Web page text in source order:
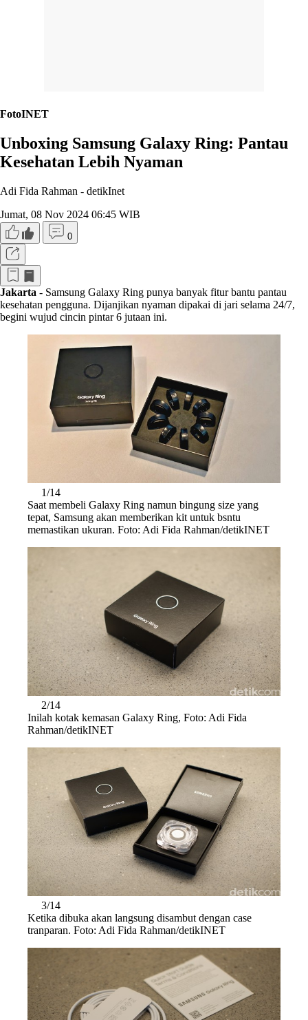
FotoINET
Unboxing Samsung Galaxy Ring: Pantau
Kesehatan Lebih Nyaman
Adi Fida Rahman - detikInet
Jumat, 08 Nov 2024 06:45 WIB
0
Jakarta - Samsung Galaxy Ring punya banyak fitur bantu pantau
kesehatan pengguna. Dijanjikan nyaman dipakai di jari selama 24/7,
begini wujud cincin pintar 6 jutaan ini.
1/14
Saat membeli Galaxy Ring namun bingung size yang
tepat, Samsung akan memberikan kit untuk bsntu
memastikan ukuran. Foto: Adi Fida Rahman/detikINET
2/14
Inilah kotak kemasan Galaxy Ring, Foto: Adi Fida
Rahman/detikINET
3/14
Ketika dibuka akan langsung disambut dengan case
tranparan. Foto: Adi Fida Rahman/detikINET